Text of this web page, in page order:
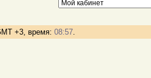
+3, время: 08:57.